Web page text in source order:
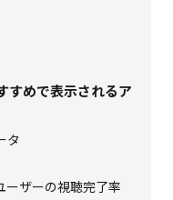
すめで表示されるア
タ
ーザーの視聴完了率